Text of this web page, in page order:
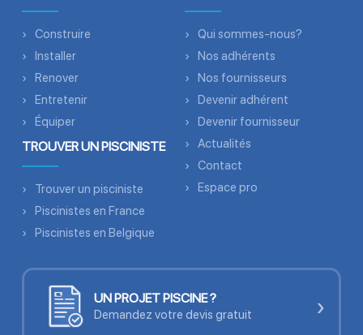
Construire
Installer
Renover
Entretenir
Équiper
TROUVER UN PISCINISTE
Trouver un pisciniste
Piscinistes en France
Piscinistes en Belgique
Qui sommes-nous?
Nos adhérents
Nos fournisseurs
Devenir adhérent
Devenir fournisseur
Actualités
Contact
Espace pro
UN PROJET PISCINE ?
Demandez votre devis gratuit ›